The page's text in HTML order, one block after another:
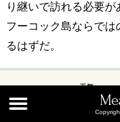
り継いで訪れる必要が
フーコック島ならでは
るはずだ。
天気
ベト
地域